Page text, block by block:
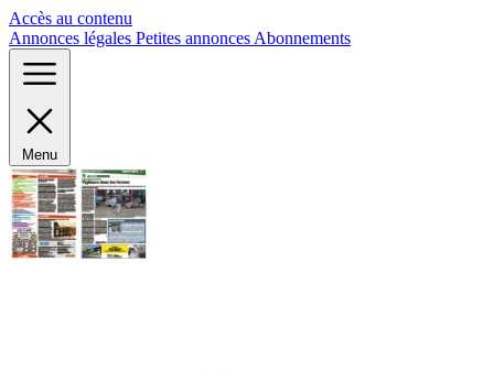
Accès au contenu
Annonces légales Petites annonces Abonnements
Menu
Panneau de gestion des cookies